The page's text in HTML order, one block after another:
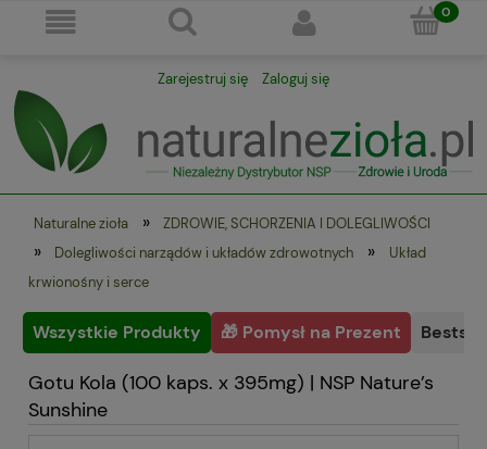
Zarejestruj się Zaloguj się
Naturalne zioła » ZDROWIE, SCHORZENIA I DOLEGLIWOŚCI
» Dolegliwości narządów i układów zdrowotnych »
Układ
krwionośny i serce
Wszystkie Produkty 🎁 Pomysł na Prezent
Gotu Kola (100 kaps. x 395mg) | NSP Nature’s
Sunshine